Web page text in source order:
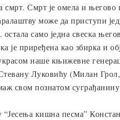
Смрт је омела и
може да приступи
само једна свеска
приређена као збирка и
наше књижевне
Луковићу (Милан
свом познатом
кишна песма”